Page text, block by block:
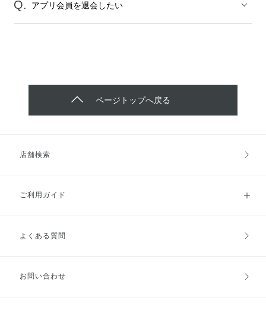
アプリ会員を退会したい
ページトップへ戻る
店舗検索
ご利用ガイド
ご利用ガイドトップ
お支払方法
よくある質問
お問い合わせ